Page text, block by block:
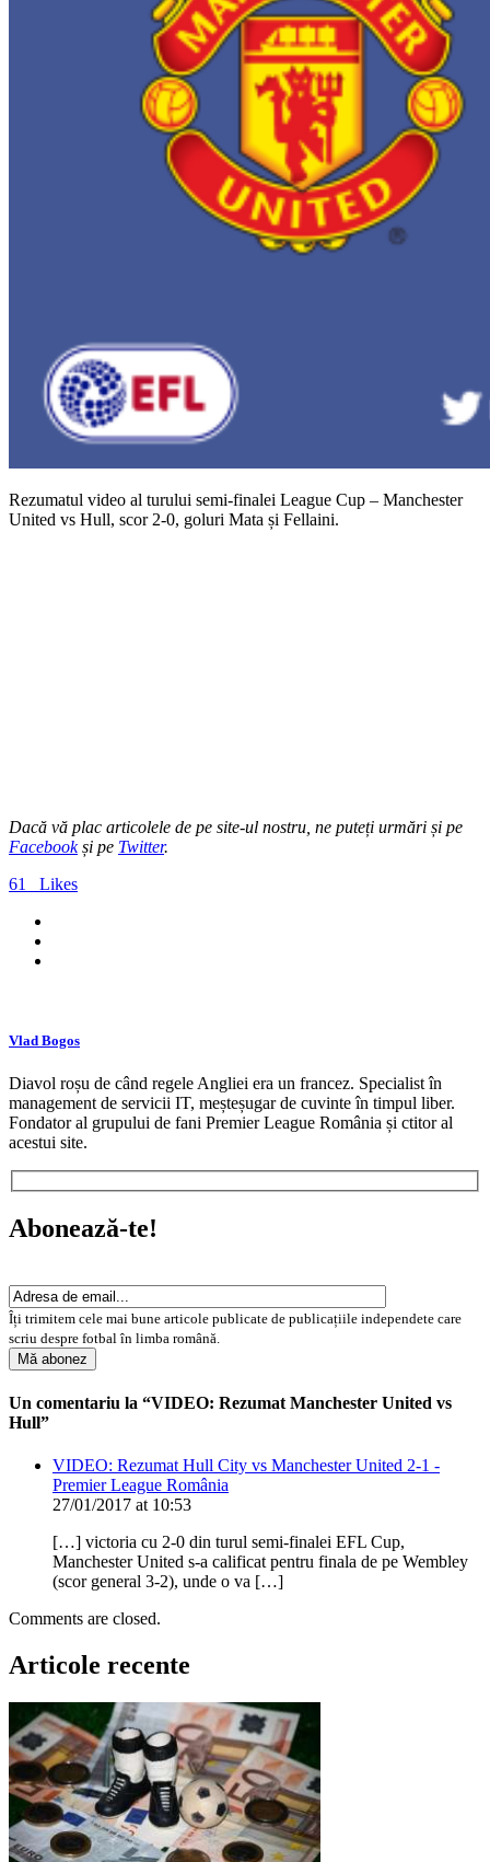
Rezumatul video al turului semi-finalei League Cup – Manchester
United vs Hull, scor 2-0, goluri Mata și Fellaini.
Dacă vă plac articolele de pe site-ul nostru, ne puteți urmări și pe
Facebookși pe Twitter.
61
Likes
Vlad Bogos
Diavol roșu de când regele Angliei era un francez. Specialist în
management de servicii IT, meșteșugar de cuvinte în timpul liber.
Fondator al grupului de fani Premier League România și ctitor al
acestui site.
Abonează-te!
Îți trimitem cele mai bune articole publicate de publicațiile independete care
scriu despre fotbal în limba română.
Un comentariu la “VIDEO: Rezumat Manchester United vs
Hull”
VIDEO: Rezumat Hull City vs Manchester United 2-1 -
Premier League România
27/01/2017 at 10:53
[…] victoria cu 2-0 din turul semi-finalei EFL Cup,
Manchester United s-a calificat pentru finala de pe Wembley
(scor general 3-2), unde o va […]
Comments are closed.
Articole recente